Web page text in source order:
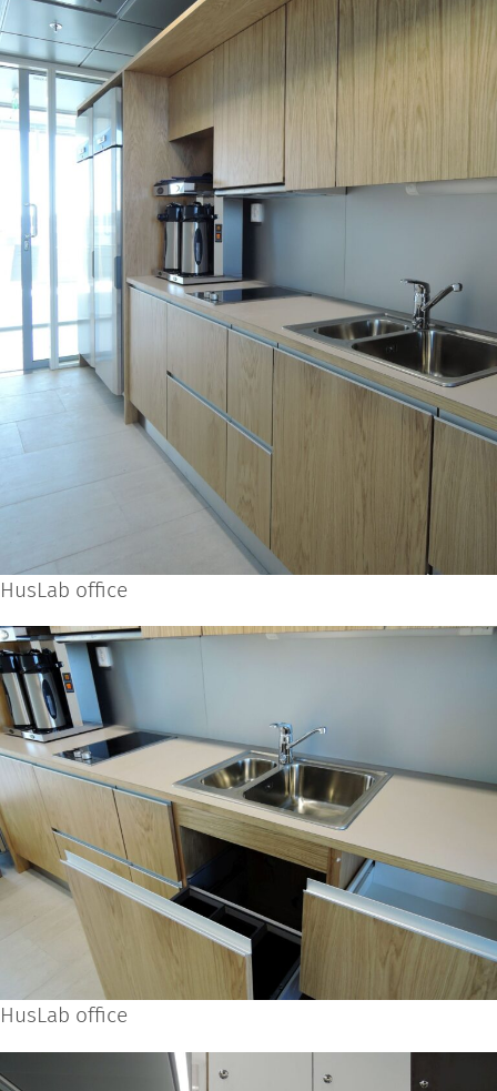
HusLab office
HusLab office